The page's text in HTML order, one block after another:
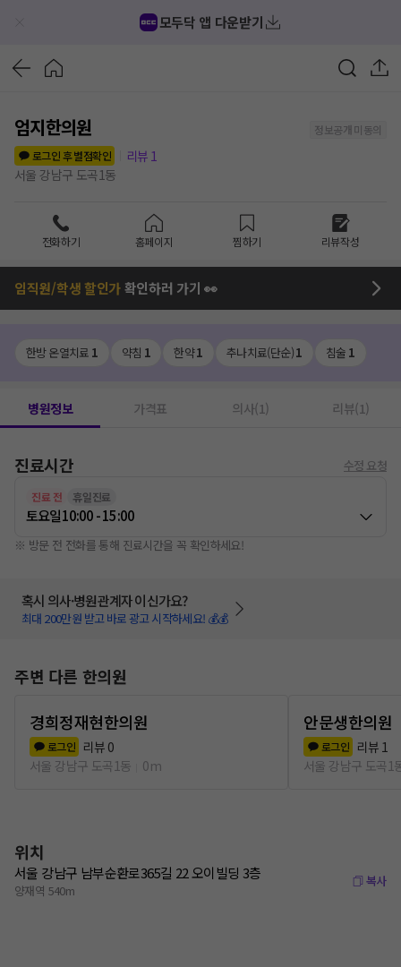
모두닥 앱 다운받기
엄지한의원
정보공개 미동의
로그인 후 별점확인
리뷰 1
서울 강남구 도곡1동
전화하기 홈페이지 찜하기 리뷰작성
임직원/학생 할인가확인하러 가기 👀
한방 온열치료 1 약침 1 한약1 추나치료(단순)1 침술 1
병원정보 가격표 의사(1) 리뷰(1)
진료시간 수정 요청
진료 전 휴일진료
토요일10:00 - 15:00
※ 방문 전 전화를 통해 진료시간을 꼭 확인하세요!
혹시 의사·병원관계자 이신가요?
최대 200만원 받고 바로 광고 시작하세요! 💰💰
주변 다른 한의원
경희정재현한의원
로그인 리뷰 0
서울 강남구 도곡1동
0m
안문생한의원
로그인 리뷰 1
서울 강남구 도곡1
위치
서울 강남구 남부순환로365길 22 오이빌딩 3층
양재역 540m
복사